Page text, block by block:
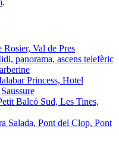
.
Val de Pres
panorama, ascens telefèric
Princess, Hotel
Balcó Sud, Les Tines,
Salada, Pont del Clop, Pont